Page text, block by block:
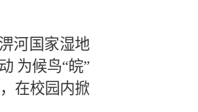
河国家湿地
为候鸟“皖”
在校园内掀